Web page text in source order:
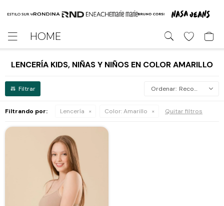
HOME

LENCERÍA KIDS, NIÑAS Y NIÑOS EN COLOR AMARILLO
Recomendados
Filtrando por: Lencería Color:Amarillo Quitar filtros